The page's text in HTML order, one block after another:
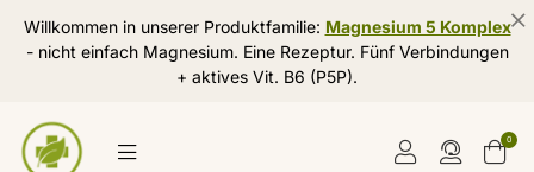
Willkommen in unserer Produktfamilie: Magnesium 5 Komplex
- nicht einfach Magnesium. Eine Rezeptur. Fünf Verbindungen
+ aktives Vit. B6 (P5P).
0